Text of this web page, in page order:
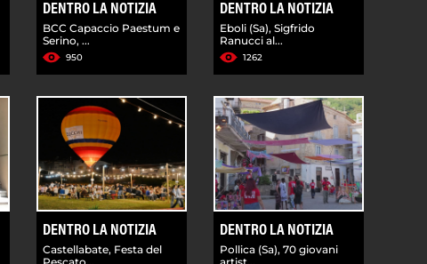
DENTRO LA NOTIZIA
BCC Capaccio Paestum e
Serino, ...
950
DENTRO LA NOTIZIA
Eboli (Sa), Sigfrido
Ranucci al...
1262
DENTRO LA NOTIZIA
Castellabate, Festa del
DENTRO LA NOTIZIA
Pollica (Sa), 70 giovani